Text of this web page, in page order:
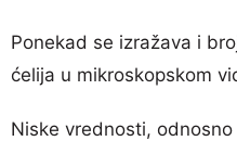
Ponekad se izražava i
ćelija u mikroskopskom
Niske vrednosti,